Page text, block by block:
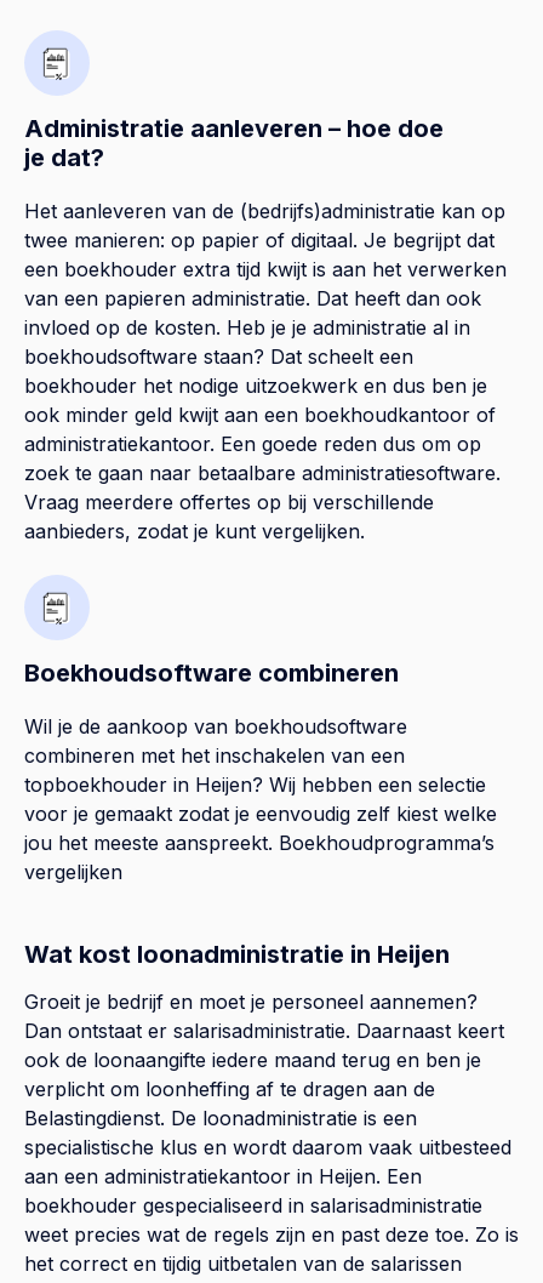
Administratie aanleveren – hoe doe
je dat?
Het aanleveren van de (bedrijfs)administratie kan op
twee manieren: op papier of digitaal. Je begrijpt dat
een boekhouder extra tijd kwijt is aan het verwerken
van een papieren administratie. Dat heeft dan ook
invloed op de kosten. Heb je je administratie al in
boekhoudsoftware staan? Dat scheelt een
boekhouder het nodige uitzoekwerk en dus ben je
ook minder geld kwijt aan een boekhoudkantoor of
administratiekantoor. Een goede reden dus om op
zoek te gaan naar betaalbare administratiesoftware.
Vraag meerdere offertes op bij verschillende
aanbieders, zodat je kunt vergelijken.
Boekhoudsoftware combineren
Wil je de aankoop van boekhoudsoftware
combineren met het inschakelen van een
topboekhouder in Heijen? Wij hebben een selectie
voor je gemaakt zodat je eenvoudig zelf kiest welke
jou het meeste aanspreekt. Boekhoudprogramma’s
vergelijken
Wat kost loonadministratie in Heijen
Groeit je bedrijf en moet je personeel aannemen?
Dan ontstaat er salarisadministratie. Daarnaast keert
ook de loonaangifte iedere maand terug en ben je
verplicht om loonheffing af te dragen aan de
Belastingdienst. De loonadministratie is een
specialistische klus en wordt daarom vaak uitbesteed
aan een administratiekantoor in Heijen. Een
boekhouder gespecialiseerd in salarisadministratie
weet precies wat de regels zijn en past deze toe. Zo is
het correct en tijdig uitbetalen van de salarissen